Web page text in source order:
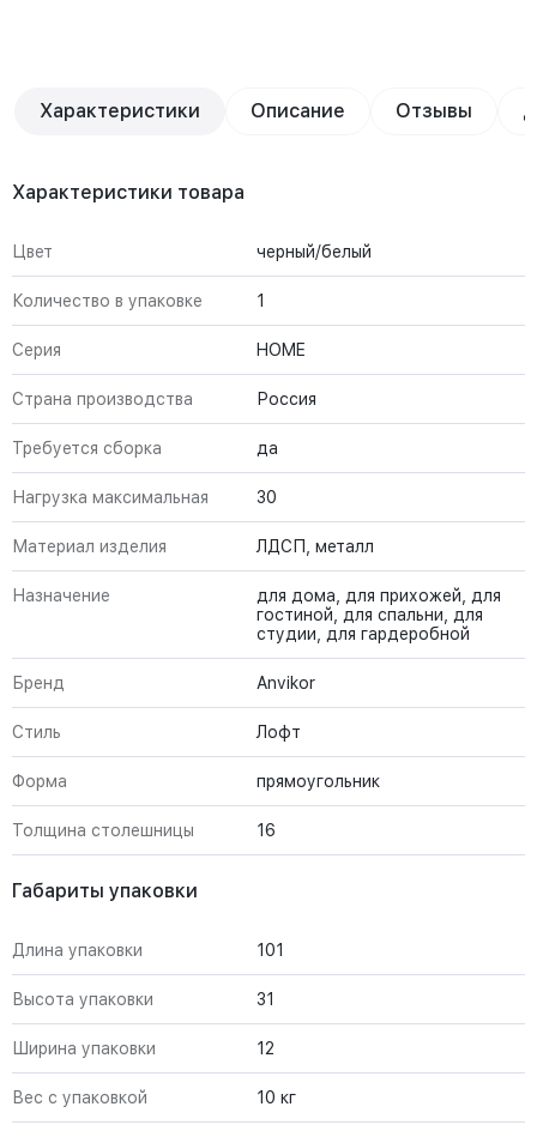
Характеристики Описание Отзывы
Характеристики товара
Цвет черный/белый
Количество в упаковке 1
Серия HOME
Страна производства Россия
Требуется сборка да
Нагрузка максимальная 30
Материал изделия ЛДСП, металл
Назначение
для дома, для прихожей, для
гостиной, для спальни, для
студии, для гардеробной
Бренд Anvikor
Стиль Лофт
Форма прямоугольник
Толщина столешницы 16
Габариты упаковки
Длина упаковки 101
Высота упаковки 31
Ширина упаковки 12
Вес с упаковкой 10 кг